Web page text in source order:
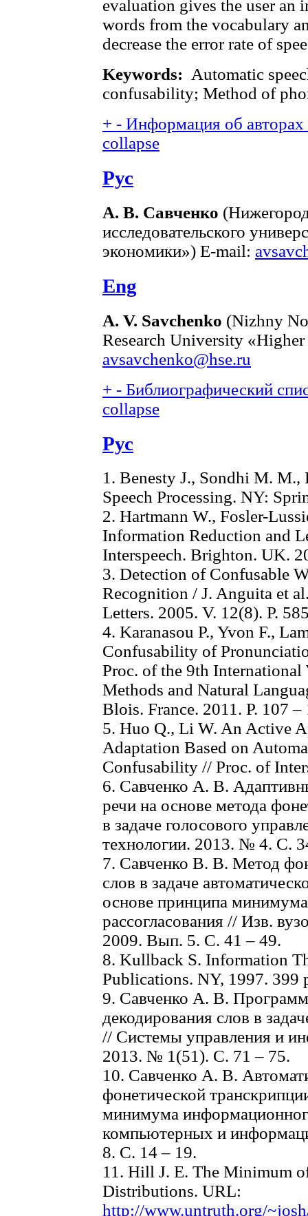
evaluation gives the user an
words from the vocabulary
decrease the error rate of
Keywords: Automatic
confusability; Method of
+ - Информация об
collapse
Рус
А. В. Савченко
исследовательского
экономики») E-mail:
Eng
A. V. Savchenko (Nizhny
Research University
avsavchenko@hse.ru
+ - Библиографический
collapse
Рус
1. Benesty J., Sondhi M.
Speech Processing. NY:
2. Hartmann W., Fosler-
Information Reduction and
Interspeech. Brighton. UK.
3. Detection of Confusable
Recognition / J. Anguita et
Letters. 2005. V. 12(8). P.
4. Karanasou P., Yvon F.,
Confusability of
Proc. of the 9th
Methods and Natural
Blois. France. 2011. P. 107 –
5. Huo Q., Li W. An Active
Adaptation Based on
Confusability // Proc. of
6. Савченко А. В.
речи на основе метода
в задаче голосового
технологии. 2013. № 4. С.
7. Савченко В. В. Метод
слов в задаче
основе принципа
рассогласования // Изв.
2009. Вып. 5. С. 41 – 49.
8. Kullback S. Information
Publications. NY, 1997. 399
9. Савченко А. В.
декодирования слов в
// Системы управления и
2013. № 1(51). С. 71 – 75.
10. Савченко А. В.
фонетической
минимума
компьютерных и
8. С. 14 – 19.
11. Hill J. E. The Minimum
Distributions. URL:
http://www.untruth.org/